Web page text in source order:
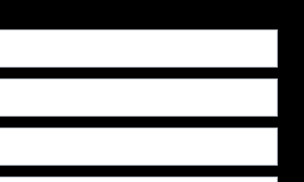
moderno e cheio de personalidade.
adiciona estilo ao look.
topo